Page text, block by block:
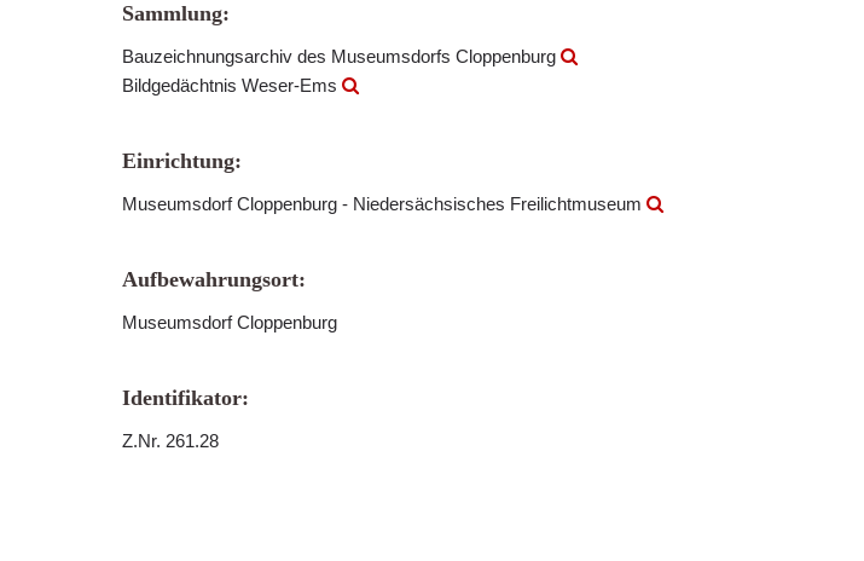
Sammlung:
Bauzeichnungsarchiv des Museumsdorfs Cloppenburg
Bildgedächtnis Weser-Ems
Einrichtung:
Museumsdorf Cloppenburg - Niedersächsisches Freilichtmuseum
Aufbewahrungsort:
Museumsdorf Cloppenburg
Identifikator:
Z.Nr. 261.28